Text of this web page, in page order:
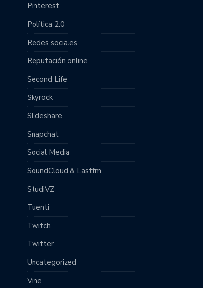
Pinterest
Política 2.0
Redes sociales
Reputación online
Second Life
Skyrock
Slideshare
Snapchat
Social Media
SoundCloud & Lastfm
StudiVZ
Tuenti
Twitch
Twitter
Uncategorized
Vine